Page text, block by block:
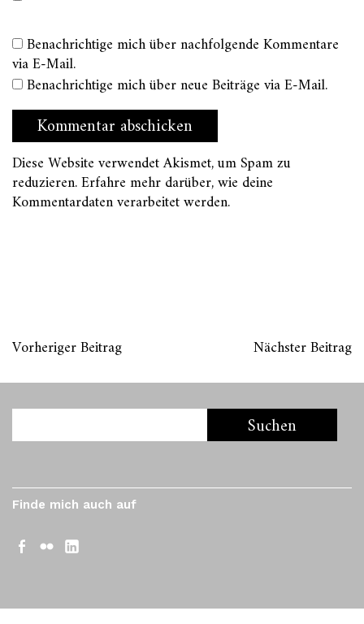
Benachrichtige mich über nachfolgende Kommentare
via E-Mail.
Benachrichtige mich über neue Beiträge via E-Mail.
Diese Website verwendet Akismet, um Spam zu
reduzieren.Erfahre mehr darüber, wie deine
Kommentardaten verarbeitet werden.
Vorheriger Beitrag Nächster Beitrag
Finde mich auch auf